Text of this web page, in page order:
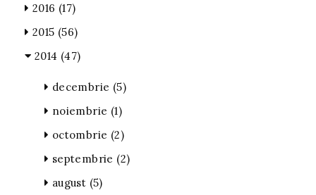
2016 (17)
2015 (56)
2014 (47)
decembrie (5)
noiembrie (1)
octombrie (2)
septembrie (2)
august (5)